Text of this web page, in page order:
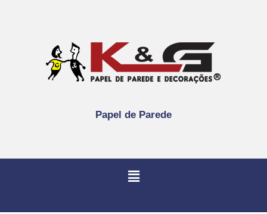
Papel de Parede